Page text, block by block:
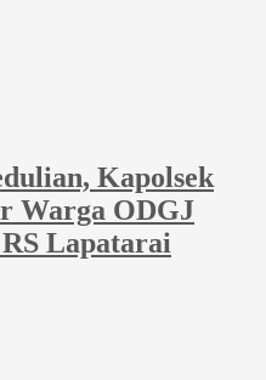
Kapolsek
Warga ODGJ
Lapatarai